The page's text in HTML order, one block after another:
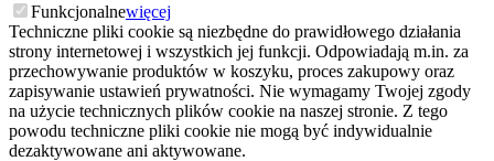
Funkcjonalnewięcej
Techniczne pliki cookie są niezbędne do prawidłowego działania
strony internetowej i wszystkich jej funkcji. Odpowiadają m.in. za
przechowywanie produktów w koszyku, proces zakupowy oraz
zapisywanie ustawień prywatności. Nie wymagamy Twojej zgody
na użycie technicznych plików cookie na naszej stronie. Z tego
powodu techniczne pliki cookie nie mogą być indywidualnie
dezaktywowane ani aktywowane.